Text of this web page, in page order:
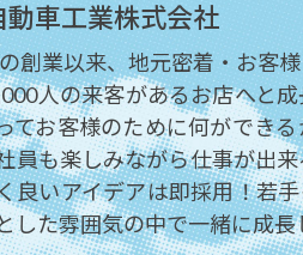
動車工業株式会社
創業以来、地元密着・お客
人の来客があるお店へと
てお客様のために何ができ
員も楽しみながら仕事が出
良いアイデアは即採用！若
した雰囲気の中で一緒に成長